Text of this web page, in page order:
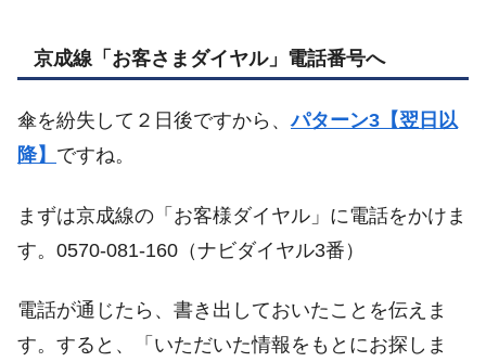
京成線「お客さまダイヤル」電話番号へ
傘を紛失して２日後ですから、パターン3【翌日以
降】 ですね。
まずは京成線の「お客様ダイヤル」に電話をかけま
す。0570-081-160（ナビダイヤル3番）
電話が通じたら、書き出しておいたことを伝えま
す。すると、「いただいた情報をもとにお探しま